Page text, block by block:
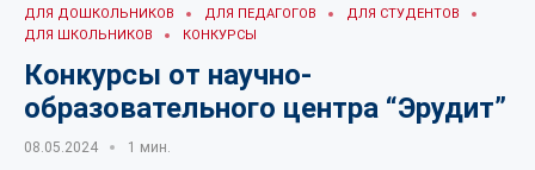
ДЛЯ ДОШКОЛЬНИКОВ ДЛЯ ПЕДАГОГОВ
ДЛЯ СТУДЕНТОВ
ДЛЯ ШКОЛЬНИКОВ
КОНКУРСЫ
Конкурсы от научно-
образовательного центра “Эрудит”
08.05.2024 1 мин.